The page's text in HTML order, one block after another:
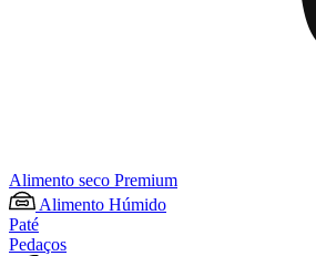
Alimento seco Premium
Alimento Húmido
Paté
Pedaços